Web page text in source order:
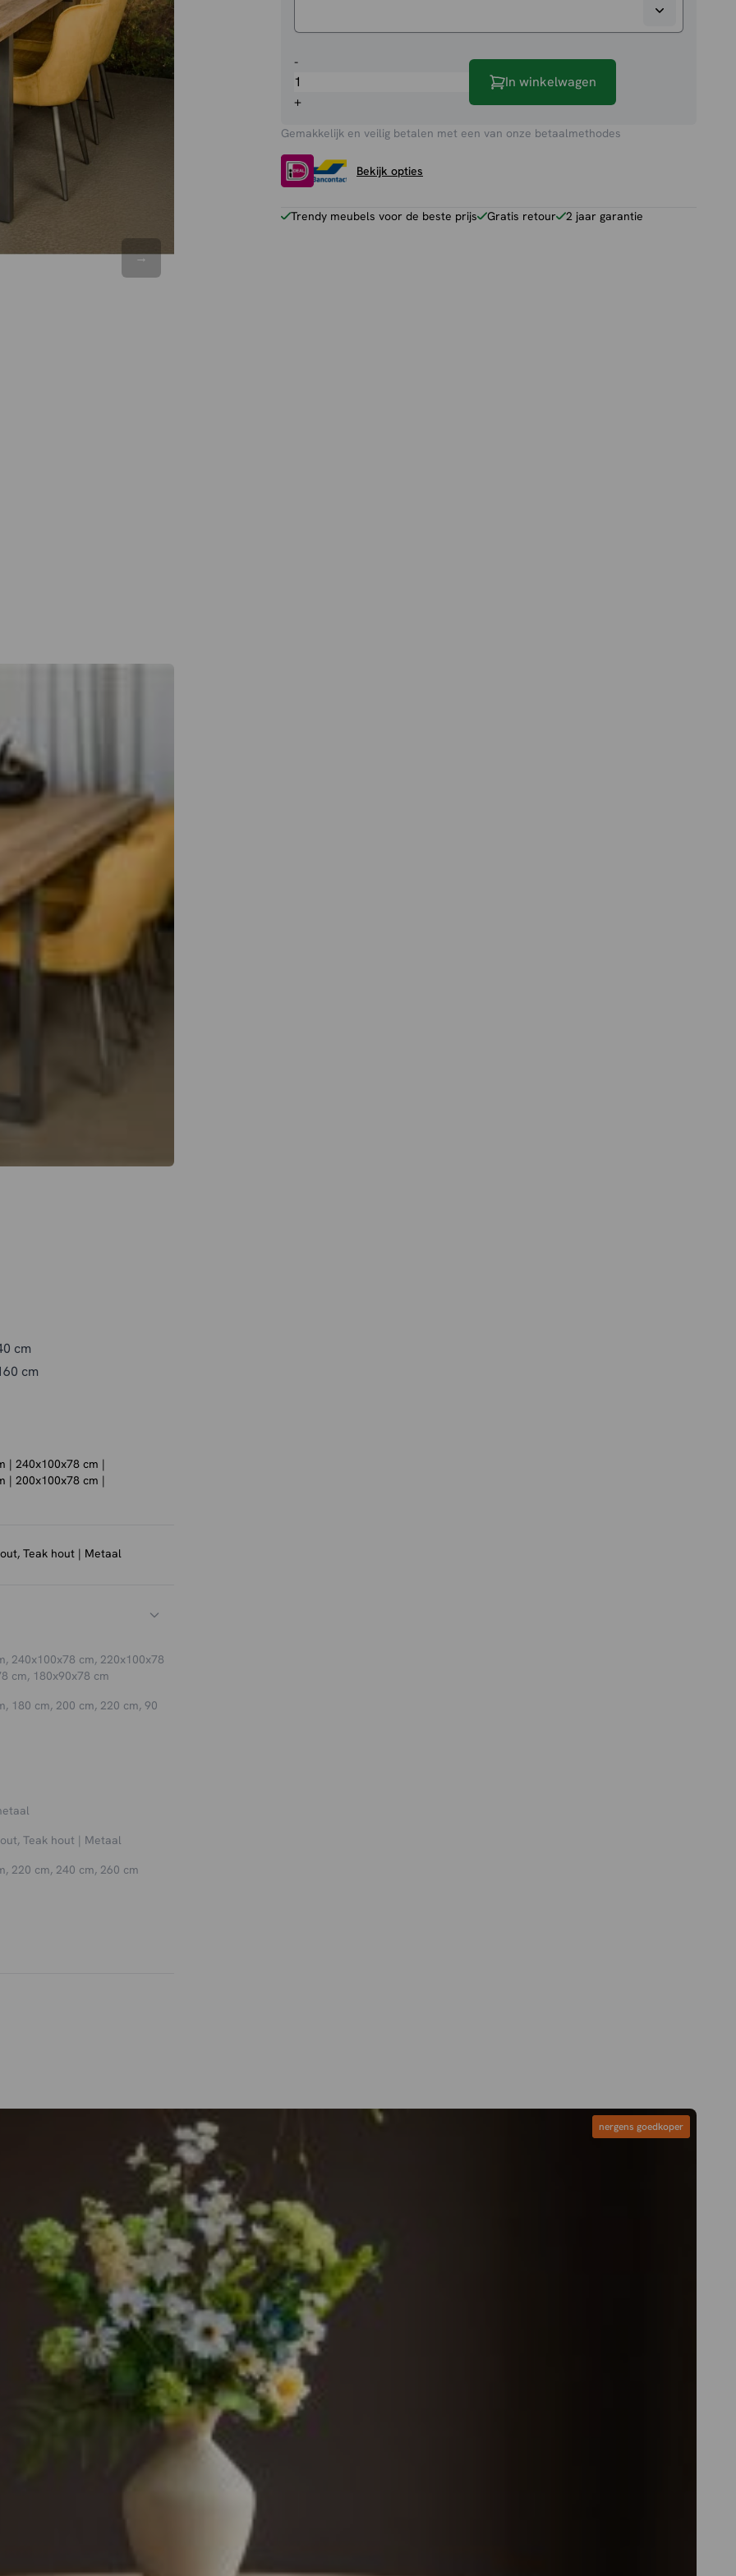
-Eettafel
Lucca
aantal
+
In winkelwagen
Gemakkelijk en veilig betalen met een van onze betaalmethodes
Bekijk opties
Trendy meubels voor de beste prijs Gratis retour 2 jaar garantie
cm
cm
cm
niet goed kan ademen
het afnemen met een
dan enkel tijdens het
| 240x100x78 cm |
| 200x100x78 cm |
Teak hout | Metaal
240x100x78 cm, 220x100x78
cm, 180x90x78 cm
180 cm, 200 cm, 220 cm, 90
Teak hout | Metaal
220 cm, 240 cm, 260 cm
nergens goedkoper
nergens goedkoper